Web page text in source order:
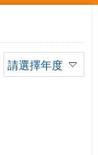
請選擇年度